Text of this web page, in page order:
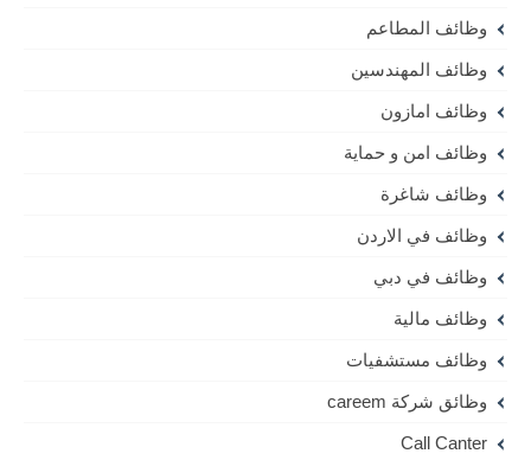
وظائف المطاعم
وظائف المهندسين
وظائف امازون
وظائف امن و حماية
وظائف شاغرة
وظائف في الاردن
وظائف في دبي
وظائف مالية
وظائف مستشفيات
وظائق شركة careem
Call Canter